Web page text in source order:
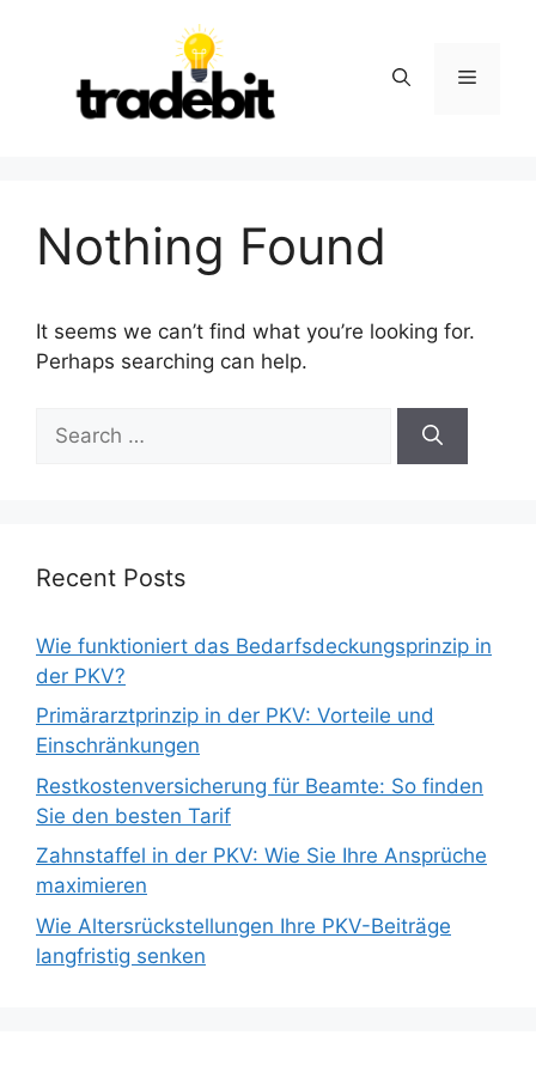
Menu
Nothing Found
It seems we can’t find what you’re looking for.
Perhaps searching can help.
for:
Recent Posts
Wie funktioniert das Bedarfsdeckungsprinzip in
der PKV?
Primärarztprinzip in der PKV: Vorteile und
Einschränkungen
Restkostenversicherung für Beamte: So finden
Sie den besten Tarif
Zahnstaffel in der PKV: Wie Sie Ihre Ansprüche
maximieren
Wie Altersrückstellungen Ihre PKV-Beiträge
langfristig senken